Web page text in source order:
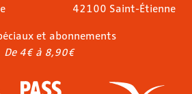
42100 Saint-Étienne
et abonnements
De 4€ à 8,90€